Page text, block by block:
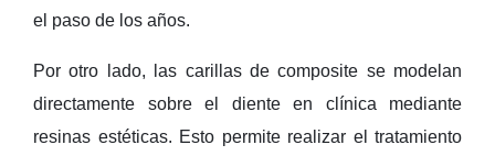
el paso de los años.
Por otro lado, las carillas de composite se modelan
directamente sobre el diente en clínica mediante
resinas estéticas. Esto permite realizar el tratamiento